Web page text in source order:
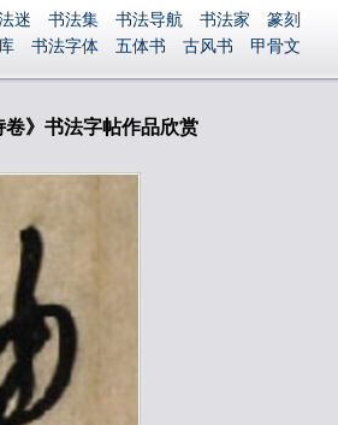
迷 书法集 书法导航 书法家
篆刻
书法字体 五体书 古风书
甲骨文
字形 大字 篆刻之家
识字 英语 印章
量
P图宝
全网站
》书法字帖作品欣赏